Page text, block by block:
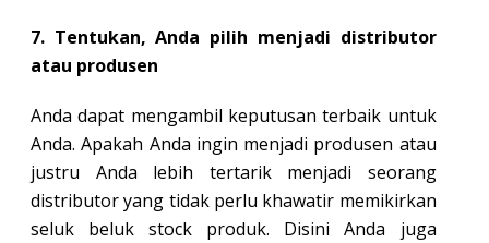
7. Tentukan, Anda pilih menjadi distributor
atau produsen
Anda dapat mengambil keputusan terbaik untuk
Anda. Apakah Anda ingin menjadi produsen atau
justru Anda lebih tertarik menjadi seorang
distributor yang tidak perlu khawatir memikirkan
seluk beluk stock produk. Disini Anda juga